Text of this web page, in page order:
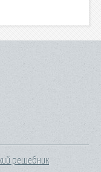
решебник